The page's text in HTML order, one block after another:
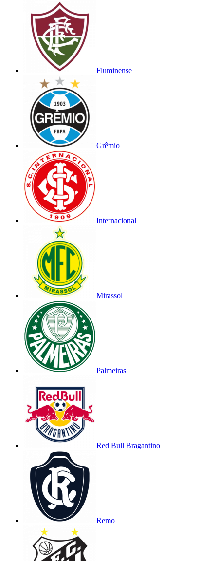
Fluminense
Grêmio
Internacional
Mirassol
Palmeiras
Red Bull Bragantino
Remo